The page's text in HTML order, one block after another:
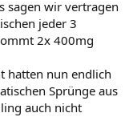
sagen wir vertragen
jeder 3
2x 400mg
hatten nun endlich
Sprünge aus
auch nicht